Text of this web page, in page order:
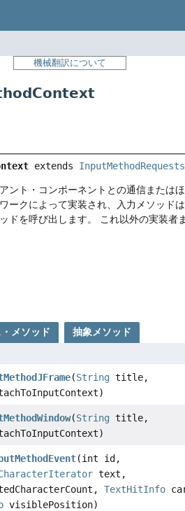
機械翻訳について
extends InputMethodRequests
ント・コンポーネントとの通信または
ークによって実装され、入力メソッドは
ドを呼び出します。
これ以外の実装者
メソッド 抽象メソッド
(Stringtitle,
(String title,
(int id,
text,
TextHitInfo
visiblePosition)